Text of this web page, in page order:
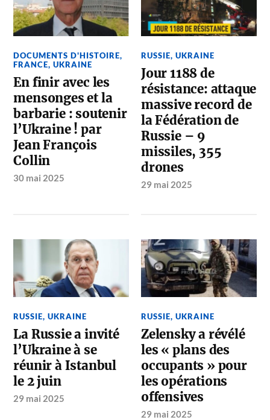
DOCUMENTS D'HISTOIRE,
FRANCE,UKRAINE
En finir avec les
mensonges et la
barbarie : soutenir
l’Ukraine ! par
Jean François
Collin
30 mai 2025
RUSSIE,UKRAINE
Jour 1188 de
résistance: attaque
massive record de
la Fédération de
Russie – 9
missiles, 355
drones
29 mai 2025
RUSSIE,UKRAINE
La Russie a invité
l’Ukraine à se
réunir à Istanbul
le 2 juin
29 mai 2025
RUSSIE,UKRAINE
Zelensky a révélé
les « plans des
occupants » pour
les opérations
offensives
29 mai 2025